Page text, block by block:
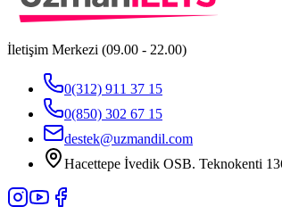
İletişim Merkezi (09.00 - 22.00)
0(312) 911 37 15
0(850) 302 67 15
destek@uzmandil.com
Hacettepe İvedik OSB. Teknokenti